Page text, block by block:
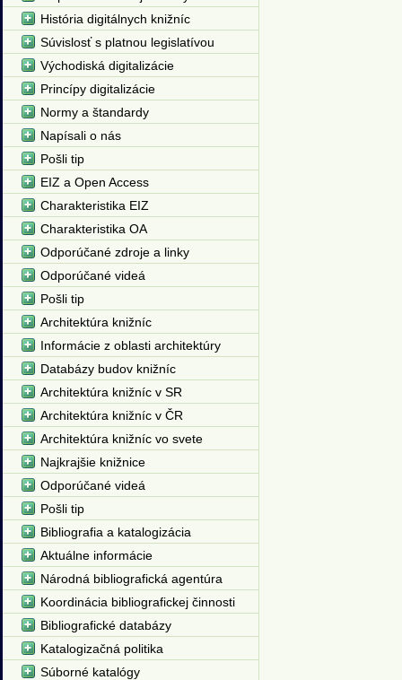
História digitálnych knižníc
Súvislosť s platnou legislatívou
Východiská digitalizácie
Princípy digitalizácie
Normy a štandardy
Napísali o nás
Pošli tip
EIZ a Open Access
Charakteristika EIZ
Charakteristika OA
Odporúčané zdroje a linky
Odporúčané videá
Pošli tip
Architektúra knižníc
Informácie z oblasti architektúry
Databázy budov knižníc
Architektúra knižníc v SR
Architektúra knižníc v ČR
Architektúra knižníc vo svete
Najkrajšie knižnice
Odporúčané videá
Pošli tip
Bibliografia a katalogizácia
Aktuálne informácie
Národná bibliografická agentúra
Koordinácia bibliografickej činnosti
Bibliografické databázy
Katalogizačná politika
Súborné katalógy